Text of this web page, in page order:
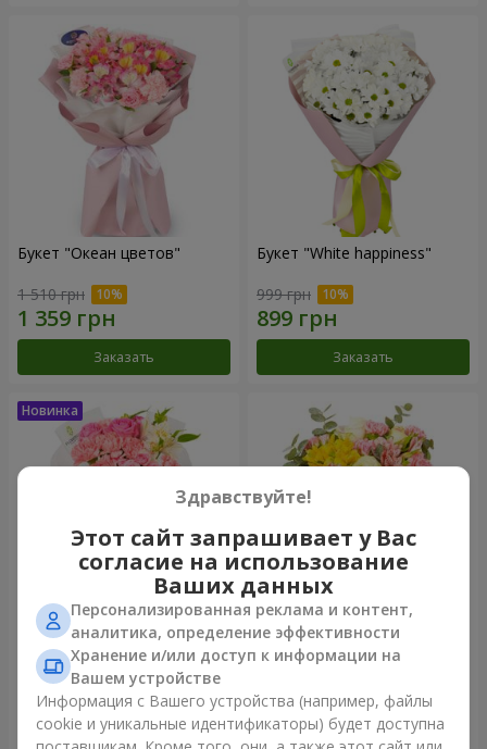
Букет "Океан цветов"
1 510 грн
Заказать
Букет "White happiness"
999 грн
Заказать
Букет "Розовый зефир"
1 481 грн
Заказать
Букет "Дзинтарс"
Заказать
Здравствуйте!
Этот сайт запрашивает у Вас
согласие на использование
Ваших данных
Персонализированная реклама и контент,
аналитика, определение эффективности
Хранение и/или доступ к информации на
Вашем устройстве
Информация с Вашего устройства (например, файлы
cookie и уникальные идентификаторы) будет доступна